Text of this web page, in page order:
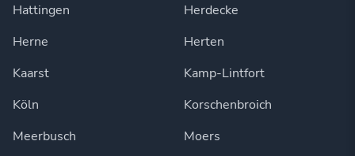
Hattingen
Herdecke
Herne
Herten
Kaarst
Kamp-Lintfort
Köln
Korschenbroich
Meerbusch
Moers